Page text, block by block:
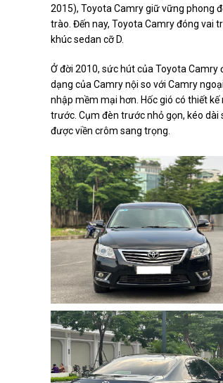
2015), Toyota Camry giữ vững phong
trào. Đến nay, Toyota Camry đóng vai
khúc sedan cỡ D.
Ở đời 2010, sức hút của Toyota
dạng của Camry nội so với Camry
nhập mềm mại hơn. Hốc gió có thiết
trước. Cụm đèn trước nhỏ gọn, kéo
được viền crôm sang trọng.